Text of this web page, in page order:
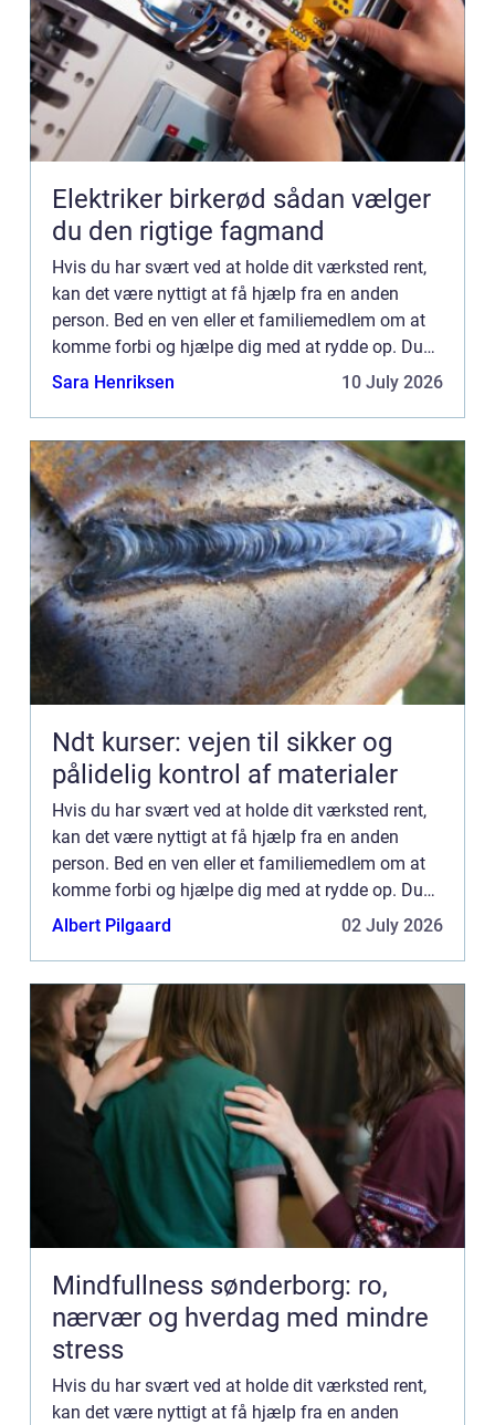
Elektriker birkerød sådan vælger
du den rigtige fagmand
Hvis du har svært ved at holde dit værksted rent,
kan det være nyttigt at få hjælp fra en anden
person. Bed en ven eller et familiemedlem om at
komme forbi og hjælpe dig med at rydde op. Du
kan også hyre en rengøringsservice til at komme
Sara Henriksen 10 July 2026
Ndt kurser: vejen til sikker og
pålidelig kontrol af materialer
Hvis du har svært ved at holde dit værksted rent,
kan det være nyttigt at få hjælp fra en anden
person. Bed en ven eller et familiemedlem om at
komme forbi og hjælpe dig med at rydde op. Du
kan også hyre en rengøringsservice til at komme
Albert Pilgaard 02 July 2026
Mindfullness sønderborg: ro,
nærvær og hverdag med mindre
stress
Hvis du har svært ved at holde dit værksted rent,
kan det være nyttigt at få hjælp fra en anden